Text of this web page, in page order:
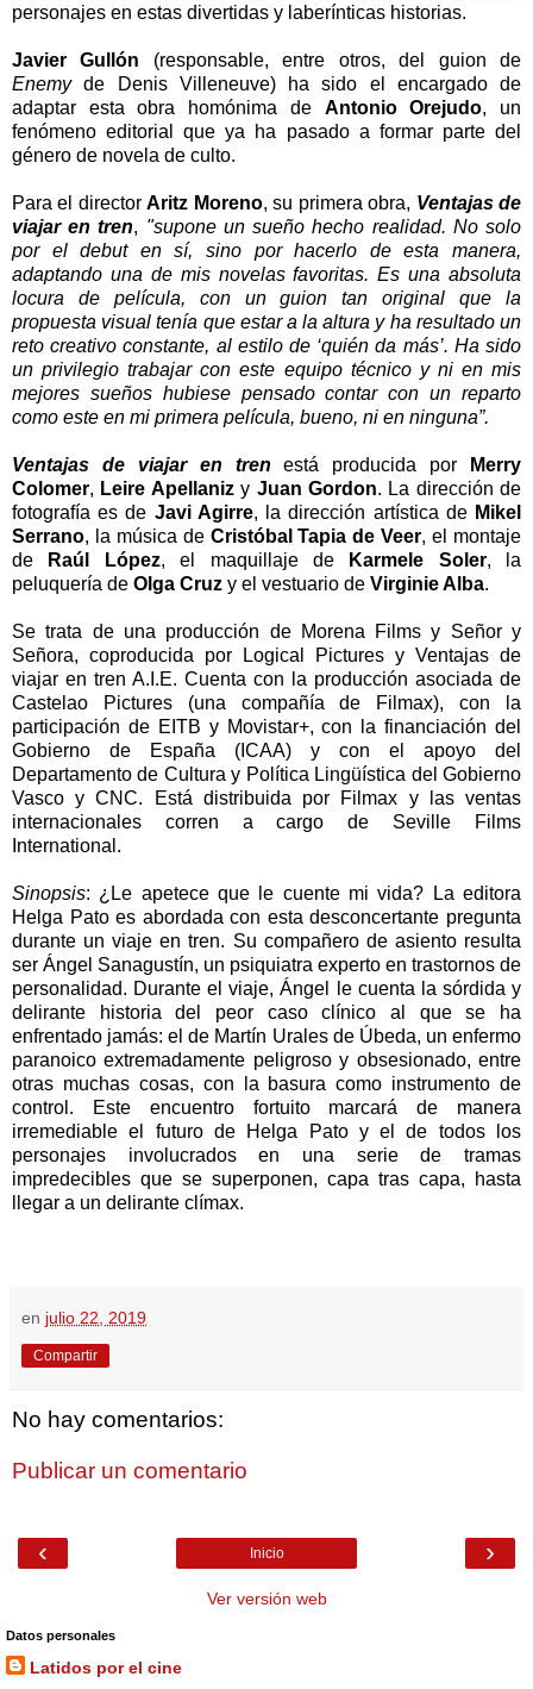
personajes en estas divertidas y laberínticas historias.
Javier Gullón (responsable, entre otros, del guion de
Enemyde Denis Villeneuve) ha sido el encargado de
adaptar esta obra homónima de Antonio Orejudo, un
fenómeno editorial que ya ha pasado a formar parte del
género de novela de culto.
Para el directorAritz Moreno, su primera obra, Ventajas de
viajar en tren, "supone un sueño hecho realidad. No solo
por el debut en sí, sino por hacerlo de esta manera,
adaptando una de mis novelas favoritas. Es una absoluta
locura de película, con un guion tan original que la
propuesta visual tenía que estar a la altura y ha resultado un
reto creativo constante, al estilo de ‘quién da más’. Ha sido
un privilegio trabajar con este equipo técnico y ni en mis
mejores sueños hubiese pensado contar con un reparto
como este en mi primera película, bueno, ni en ninguna”.
Ventajas de viajar en tren está producida por
Merry
Colomer, Leire Apellanizy Juan Gordon. La dirección de
fotografía es de Javi Agirre, la dirección artística de Mikel
Serrano, la música de Cristóbal Tapia de Veer, el montaje
de
Raúl López, el maquillaje de Karmele Soler, la
peluquería de Olga Cruz y el vestuario de Virginie Alba.
Se trata de una producción de Morena Films y Señor y
Señora, coproducida por Logical Pictures y Ventajas de
viajar en tren A.I.E. Cuenta con la producción asociada de
Castelao Pictures (una compañía de Filmax), con la
participación de EITB y Movistar+, con la financiación del
Gobierno de España (ICAA) y con el apoyo del
Departamento de Cultura y Política Lingüística del Gobierno
Vasco y CNC. Está distribuida por Filmax y las ventas
internacionales corren a cargo de Seville Films
International.
Sinopsis: ¿Le apetece que le cuente mi vida? La editora
Helga Pato es abordada con esta desconcertante pregunta
durante un viaje en tren. Su compañero de asiento resulta
ser Ángel Sanagustín, un psiquiatra experto en trastornos de
personalidad. Durante el viaje, Ángel le cuenta la sórdida y
delirante historia del peor caso clínico al que se ha
enfrentado jamás: el de Martín Urales de Úbeda, un enfermo
paranoico extremadamente peligroso y obsesionado, entre
otras muchas cosas, con la basura como instrumento de
control. Este encuentro fortuito marcará de manera
irremediable el futuro de Helga Pato y el de todos los
personajes involucrados en una serie de tramas
impredecibles que se superponen, capa tras capa, hasta
llegar a un delirante clímax.
en julio 22, 2019
Compartir
No hay comentarios:
Publicar un comentario
‹ ›
Inicio
Ver versión web
Datos personales
Latidos por el cine